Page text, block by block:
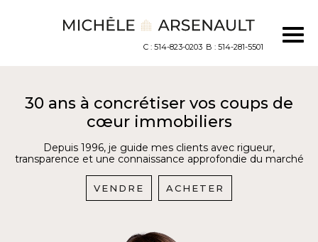
C : 514-823-0203 B : 514-281-5501
30 ans à concrétiser vos coups de
cœur immobiliers
Depuis 1996, je guide mes clients avec rigueur,
transparence et une connaissance approfondie du marché
VENDRE ACHETER